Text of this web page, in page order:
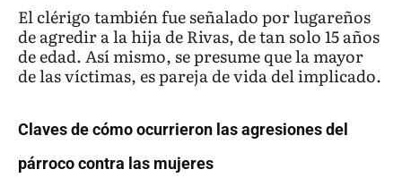
El clérigo también fue señalado por lugareños
de agredir a la hija de Rivas, de tan solo 15 años
de edad. Así mismo, se presume que la mayor
de las víctimas, es pareja de vida del implicado.
Claves de cómo ocurrieron las agresiones del
párroco contra las mujeres